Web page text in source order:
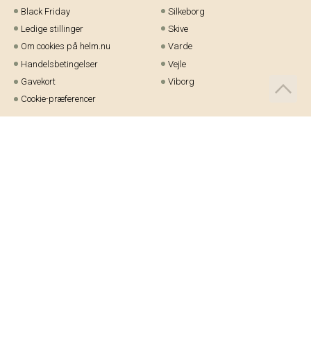
Black Friday
Ledige stillinger
Om cookies på helm.nu
Handelsbetingelser
Gavekort
Cookie-præferencer
Silkeborg
Skive
Varde
Vejle
Viborg